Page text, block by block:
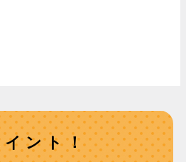
ント！